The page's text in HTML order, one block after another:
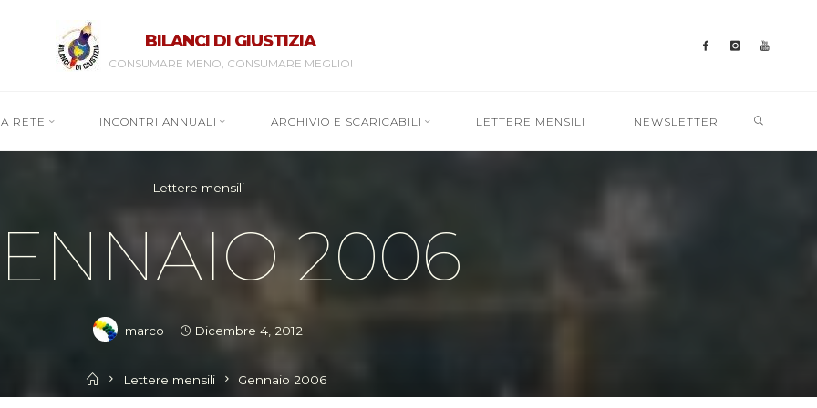
BILANCI DI GIUSTIZIA
CONSUMARE MENO, CONSUMARE MEGLIO!
RETE INCONTRI ANNUALI ARCHIVIO E SCARICABILI LETTERE MENSILI NEWSLETTER
Lettere mensili
2006
marco Dicembre 4, 2012
HomeLettere mensili Gennaio 2006